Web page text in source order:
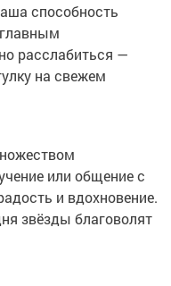
способность
расслабиться —
на свежем
или общение с
и вдохновение.
звёзды благоволят